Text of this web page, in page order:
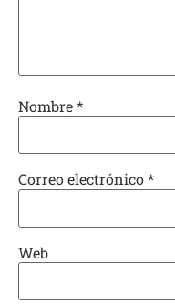
Nombre*
Correo electrónico*
Web